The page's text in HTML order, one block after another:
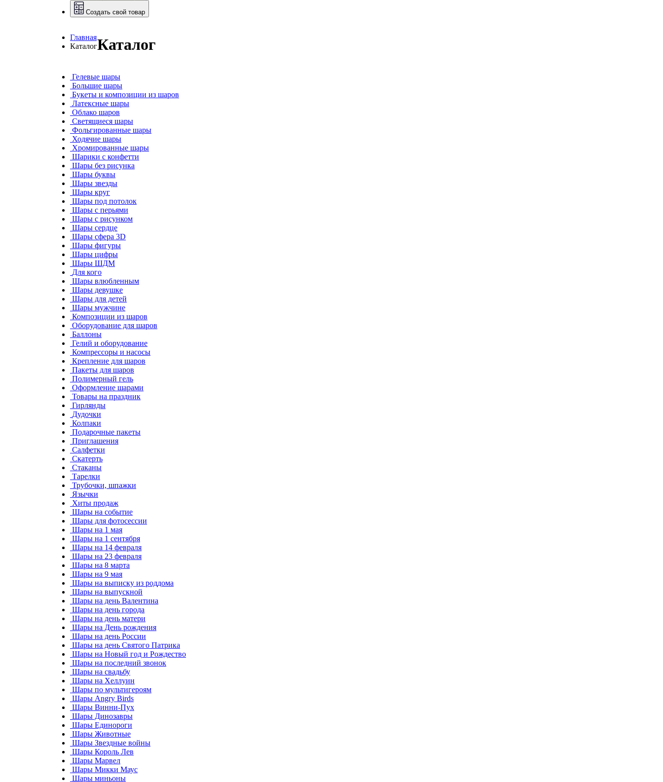
Создать свой товар
Главная
КаталогКаталог
Гелевые шары
Большие шары
Букеты и композиции из шаров
Латексные шары
Облако шаров
Светящиеся шары
Фольгированные шары
Ходячие шары
Хромированные шары
Шарики с конфетти
Шары без рисунка
Шары буквы
Шары звезды
Шары круг
Шары под потолок
Шары с перьями
Шары с рисунком
Шары сердце
Шары сфера 3D
Шары фигуры
Шары цифры
Шары ШДМ
Для кого
Шары влюбленным
Шары девушке
Шары для детей
Шары мужчине
Композиции из шаров
Оборудование для шаров
Баллоны
Гелий и оборудование
Компрессоры и насосы
Крепление для шаров
Пакеты для шаров
Полимерный гель
Оформление шарами
Товары на праздник
Гирлянды
Дудочки
Колпаки
Подарочные пакеты
Приглашения
Салфетки
Скатерть
Стаканы
Тарелки
Трубочки, шпажки
Язычки
Хиты продаж
Шары на событие
Шары для фотосессии
Шары на 1 мая
Шары на 1 сентября
Шары на 14 февраля
Шары на 23 февраля
Шары на 8 марта
Шары на 9 мая
Шары на выписку из роддома
Шары на выпускной
Шары на день Валентина
Шары на день города
Шары на день матери
Шары на День рождения
Шары на день России
Шары на день Святого Патрика
Шары на Новый год и Рождество
Шары на последний звонок
Шары на свадьбу
Шары на Хеллуин
Шары по мультигероям
Шары Angry Birds
Шары Винни-Пух
Шары Динозавры
Шары Единороги
Шары Животные
Шары Звездные войны
Шары Король Лев
Шары Марвел
Шары Микки Маус
Шары миньоны